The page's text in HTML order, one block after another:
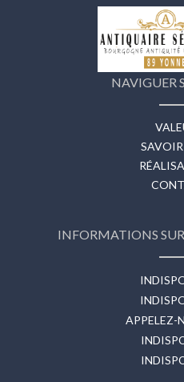
NAVIGUER
INFORMATIONS
APPELEZ-